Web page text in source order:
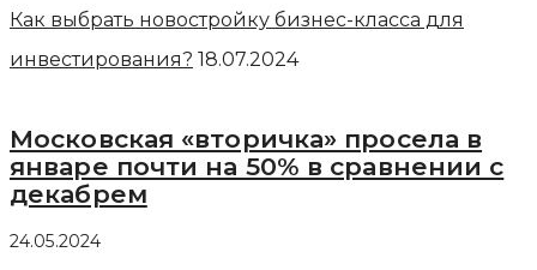
Как выбрать новостройку бизнес-класса для
инвестирования? 18.07.2024
Московская «вторичка» просела в
январе почти на 50% в сравнении с
декабрем
24.05.2024